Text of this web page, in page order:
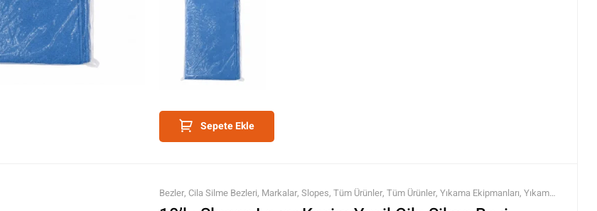
Sepete Ekle
Bezler, Cila Silme Bezleri, Markalar, Slopes, Tüm Ürünler, Tüm Ürünler, Yıkama Ekipmanları, Yıkama